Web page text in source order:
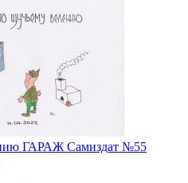
ГАРАЖ Самиздат №55